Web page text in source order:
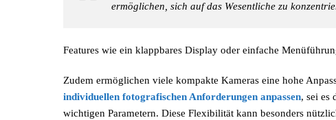
ermöglichen, sich auf das Wesentliche zu
Features wie ein klappbares Display oder einfache
Zudem ermöglichen viele kompakte Kameras eine hohe
individuellen fotografischen Anforderungen anpassen, sei es
wichtigen Parametern. Diese Flexibilität kann besonders